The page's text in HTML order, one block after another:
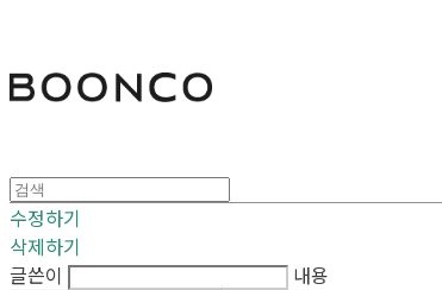
수정하기
삭제하기
글쓴이
내용